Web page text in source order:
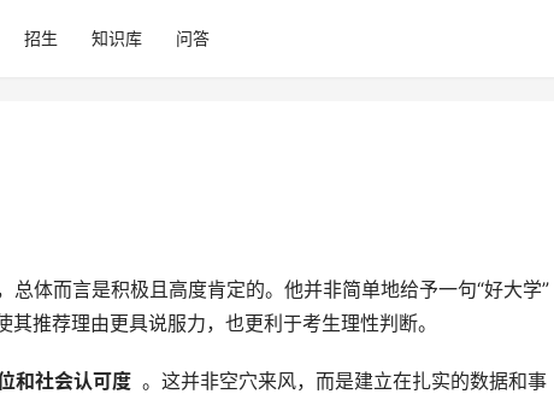
招生 知识库 问答
推荐理由更具说服力，也更利于考生理性判断。
和社会认可度
。这并非空穴来风，而是建立在扎实的数据和事